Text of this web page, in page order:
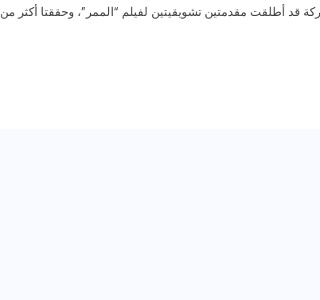
أطلقت مقدمتين تشويقيتين لفيلم “الممر”، وحققتا أكثر من